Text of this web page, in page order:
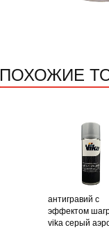
ПОХОЖИЕ
антигравий с
эффектом
vika серый